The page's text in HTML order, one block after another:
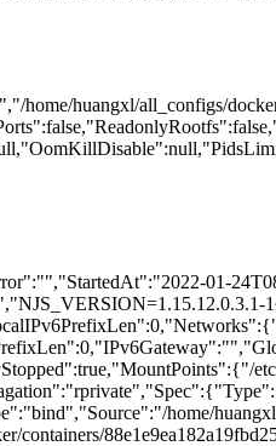
home/huangxl/
01-
home/